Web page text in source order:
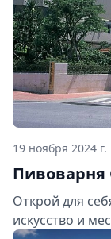
19 ноября 2024 г.
Пивоварня
Открой для
искусство и